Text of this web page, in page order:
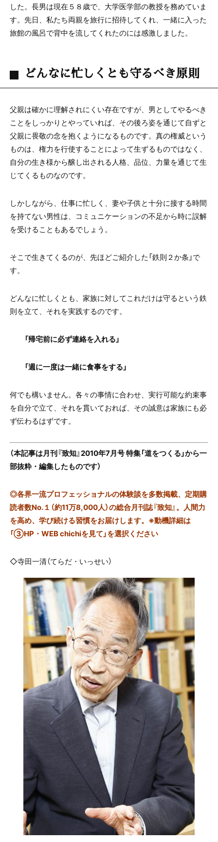
した。長男は現在５８歳で、大学医学部の教授を務めていま
す。先日、私たち両親を旅行に招待してくれ、一緒に入った
旅館の風呂で背中を流してくれたのには感激しました。
どんなに忙しくとも守るべき原則
父親は確かに理解されにくい存在ですが、男としてやるべき
ことをしっかりとやっていれば、その後ろ姿を通じて自ずと
父親に畏敬の念を抱くようになるものです。真の権威という
ものは、権力を行使することによって生ずるものではなく、
自分の生き様から醸し出される人格、品位、力量を通じて生
じてくるものなのです。
しかしながら、仕事に忙しく、妻や子供と十分に接する時間
を持てない男性は、コミュニケーションの不足から時に誤解
を受けることもあるでしょう。
そこで生きてくるのが、先ほどご紹介した「鉄則２か条」で
す。
どんなに忙しくとも、家族に対してこれだけは守るという鉄
則を立て、それを実践するのです。
「帰宅前に必ず連絡を入れる」
「週に一度は一緒に食事をする」
何でも構いません。各々の事情に合わせ、実行可能な約束事
を自分で立て、それを貫いておれば、その誠意は家族にも必
ず伝わるはずです。
（本記事は月刊『致知』2010年7月号 特集「道をつくる」から一
部抜粋・編集したものです）
◎各界一流プロフェッショナルの体験談を多数掲載、定期購
読者数No.１（約11万8,000人）の総合月刊誌『致知』。人間力
を高め、学び続ける習慣をお届けします。※動機詳細は
「③HP・WEB chichiを見て」を選択ください
◇寺田一清（てらだ・いっせい）